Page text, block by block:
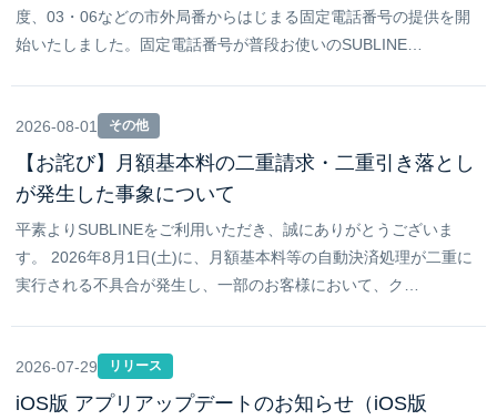
度、03・06などの市外局番からはじまる固定電話番号の提供を開
始いたしました。固定電話番号が普段お使いのSUBLINE…
2026-08-01 その他
【お詫び】月額基本料の二重請求・二重引き落とし
が発生した事象について
平素よりSUBLINEをご利用いただき、誠にありがとうございま
す。 2026年8月1日(土)に、月額基本料等の自動決済処理が二重に
実行される不具合が発生し、一部のお客様において、ク…
2026-07-29 リリース
iOS版 アプリアップデートのお知らせ（iOS版